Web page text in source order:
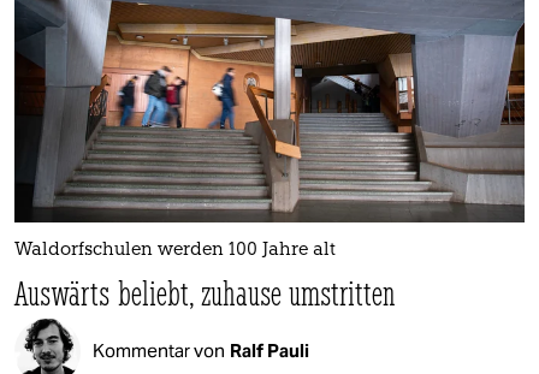
Waldorfschulen werden 100 Jahre alt
Auswärts beliebt, zuhause umstritten
Kommentar von Ralf Pauli